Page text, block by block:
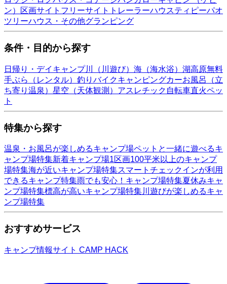
ン）
区画サイト フリーサイト トレーラーハウスティピーパオ
ツリーハウス・その他グランピング
条件・目的から探す
日帰り・デイキャンプ川（川遊び） 海（海水浴） 湖高原無料
手ぶら（レンタル） 釣り バイクキャンピングカーお風呂（立
ち寄り温泉） 星空（天体観測） アスレチック 自転車直火ペッ
ト
特集から探す
温泉・お風呂が楽しめるキャンプ場ペットと一緒に遊べるキ
ャンプ場特集新着キャンプ場1区画100平米以上のキャンプ
場特集海が近いキャンプ場特集スマートチェックインが利用
できるキャンプ特集雨でも安心！キャンプ場特集夏休みキャ
ンプ場特集標高が高いキャンプ場特集川遊びが楽しめるキャ
ンプ場特集
おすすめサービス
キャンプ情報サイト CAMP HACK